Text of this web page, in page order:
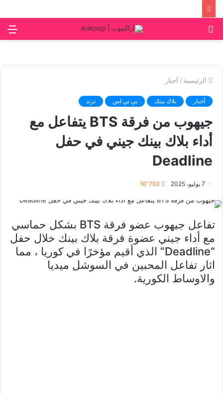
الرئيسية / أخبار
أخبار بلاك بينك بي تي اس ترند
جيهوب من فرقة BTS يتفاعل مع
أداء بلاك بينك جيني في حفل
Deadline
7 يوليو، 2025 10٬793
تفاعل جيهوب عضو فرقة BTS بشكل حماسي
مع أداء جيني عضوة فرقة بلاك بينك خلال حفل
“Deadline” الذي أقيم مؤخرًا في كوريا ، مما
اثار تفاعل المحبين في السوشل ميديا
والاوساط الكورية.